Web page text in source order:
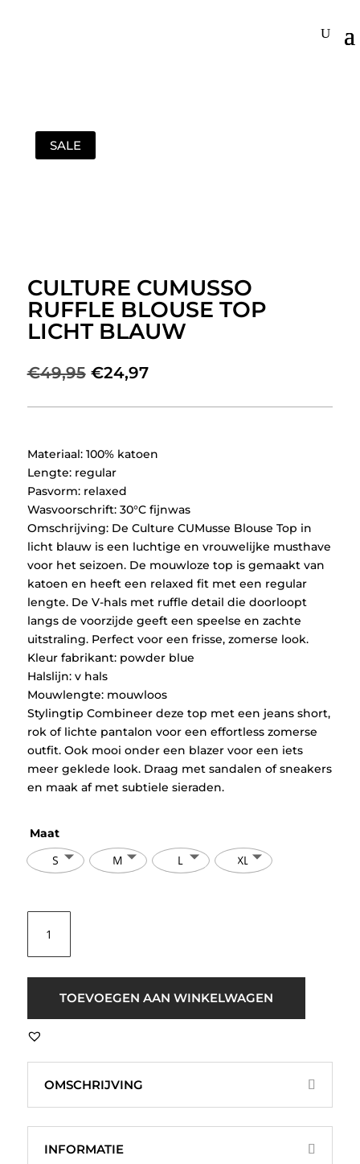
SALE
CULTURE CUMUSSO
RUFFLE BLOUSE TOP
LICHT BLAUW
€49,95 Oorspronkelijke
was:
€24,97Huidige
is:
Materiaal: 100% katoen
Lengte: regular
Pasvorm: relaxed
Wasvoorschrift: 30°C fijnwas
Omschrijving: De Culture CUMusse Blouse Top in
licht blauw is een luchtige en vrouwelijke musthave
voor het seizoen. De mouwloze top is gemaakt van
katoen en heeft een relaxed fit met een regular
lengte. De V-hals met ruffle detail die doorloopt
langs de voorzijde geeft een speelse en zachte
uitstraling. Perfect voor een frisse, zomerse look.
Kleur fabrikant: powder blue
Halslijn: v hals
Mouwlengte: mouwloos
Stylingtip Combineer deze top met een jeans short,
rok of lichte pantalon voor een effortless zomerse
outfit. Ook mooi onder een blazer voor een iets
meer geklede look. Draag met sandalen of sneakers
en maak af met subtiele sieraden.
Maat
S M L XL
CUMusso
Ruffle
Blouse
Blauw
TOEVOEGEN AAN WINKELWAGEN
OMSCHRIJVING
INFORMATIE